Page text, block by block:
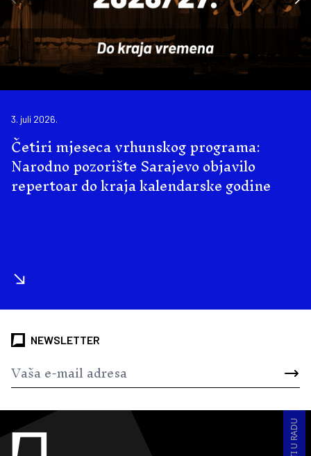
3. juli 2026.
Četiri mjeseca vrhunskog programa:
Narodno pozorište Sarajevo objavilo
repertoar do kraja kalendarske godine
NEWSLETTER